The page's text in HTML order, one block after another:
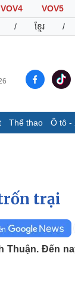
VOV4 VOV5
/ ខ្មែរ /
Thể thao Ô tô -
Infographic
Ô tô - Xe
trại
Thuận. Đến